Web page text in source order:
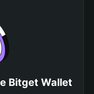
Bitget Wallet